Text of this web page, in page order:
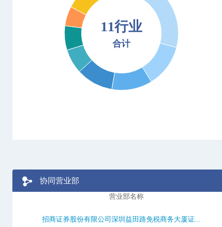
11行业
合计
协同营业部
营业部名称
招商证券股份有限公司深圳益田路免税商务大厦证...